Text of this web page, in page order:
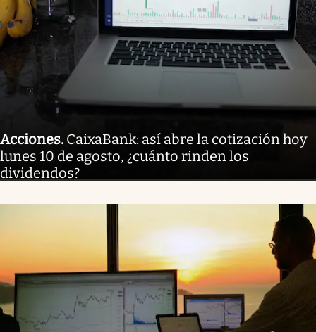
Acciones. CaixaBank: así abre la cotización hoy
lunes 10 de agosto, ¿cuánto rinden los
dividendos?